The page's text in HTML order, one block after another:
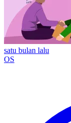
satu bulan lalu
OS